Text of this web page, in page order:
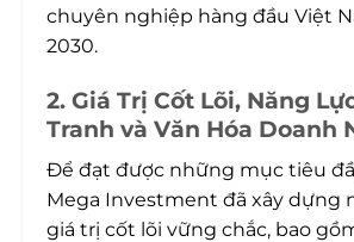
chuyên nghiệp hàng đầu Việt
2030.
2. Giá Trị Cốt Lõi, Năng
Tranh và Văn Hóa Doanh
Để đạt được những mục tiêu
Mega Investment đã xây dựng
giá trị cốt lõi vững chắc, bao